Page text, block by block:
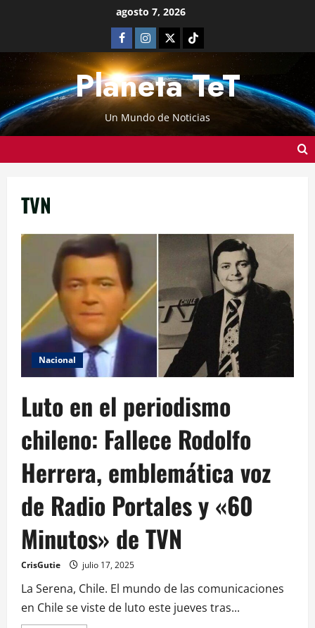
agosto 7, 2026
Planeta TeT
Un Mundo de Noticias
TVN
Nacional
Luto en el periodismo
chileno: Fallece Rodolfo
Herrera, emblemática voz
de Radio Portales y «60
Minutos» de TVN
CrisGutie julio 17, 2025
La Serena, Chile. El mundo de las comunicaciones
en Chile se viste de luto este jueves tras...